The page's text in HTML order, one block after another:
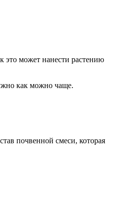
это может нанести растению
как можно чаще.
почвенной смеси, которая